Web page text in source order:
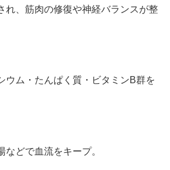
れ、筋肉の修復や神経バランスが整
ウム・たんぱく質・ビタミンB群を
どで血流をキープ。